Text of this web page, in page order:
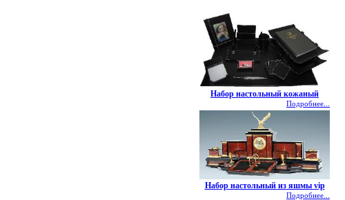
Набор настольный кожаный
Подробнее...
Набор настольный из яшмы vip
Подробнее...